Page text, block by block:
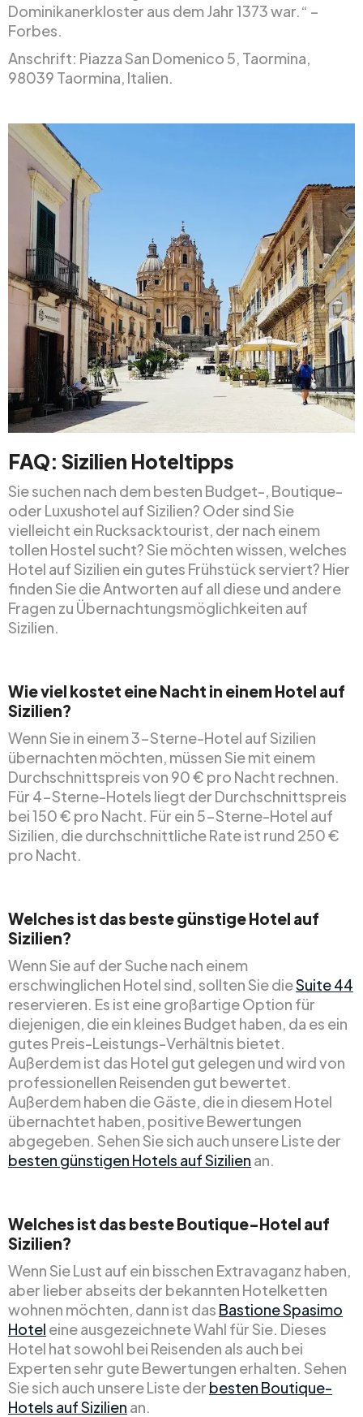
Dominikanerkloster aus dem Jahr 1373 war.“ –
Forbes.
Anschrift: Piazza San Domenico 5, Taormina,
98039 Taormina, Italien.
FAQ: Sizilien Hoteltipps
Sie suchen nach dem besten Budget-, Boutique-
oder Luxushotel auf Sizilien? Oder sind Sie
vielleicht ein Rucksacktourist, der nach einem
tollen Hostel sucht? Sie möchten wissen, welches
Hotel auf Sizilien ein gutes Frühstück serviert? Hier
finden Sie die Antworten auf all diese und andere
Fragen zu Übernachtungsmöglichkeiten auf
Sizilien.
Wie viel kostet eine Nacht in einem Hotel auf
Sizilien?
Wenn Sie in einem 3-Sterne-Hotel auf Sizilien
übernachten möchten, müssen Sie mit einem
Durchschnittspreis von 90 € pro Nacht rechnen.
Für 4-Sterne-Hotels liegt der Durchschnittspreis
bei 150 € pro Nacht. Für ein 5-Sterne-Hotel auf
Sizilien, die durchschnittliche Rate ist rund 250 €
pro Nacht.
Welches ist das beste günstige Hotel auf
Sizilien?
Wenn Sie auf der Suche nach einem
erschwinglichen Hotel sind, sollten Sie dieSuite 44
reservieren. Es ist eine großartige Option für
diejenigen, die ein kleines Budget haben, da es ein
gutes Preis-Leistungs-Verhältnis bietet.
Außerdem ist das Hotel gut gelegen und wird von
professionellen Reisenden gut bewertet.
Außerdem haben die Gäste, die in diesem Hotel
übernachtet haben, positive Bewertungen
abgegeben. Sehen Sie sich auch unsere Liste der
besten günstigen Hotels auf Sizilien an.
Welches ist das beste Boutique-Hotel auf
Sizilien?
Wenn Sie Lust auf ein bisschen Extravaganz haben,
aber lieber abseits der bekannten Hotelketten
wohnen möchten, dann ist das Bastione Spasimo
Hotel eine ausgezeichnete Wahl für Sie. Dieses
Hotel hat sowohl bei Reisenden als auch bei
Experten sehr gute Bewertungen erhalten. Sehen
Sie sich auch unsere Liste der besten Boutique-
Hotels auf Sizilien an.